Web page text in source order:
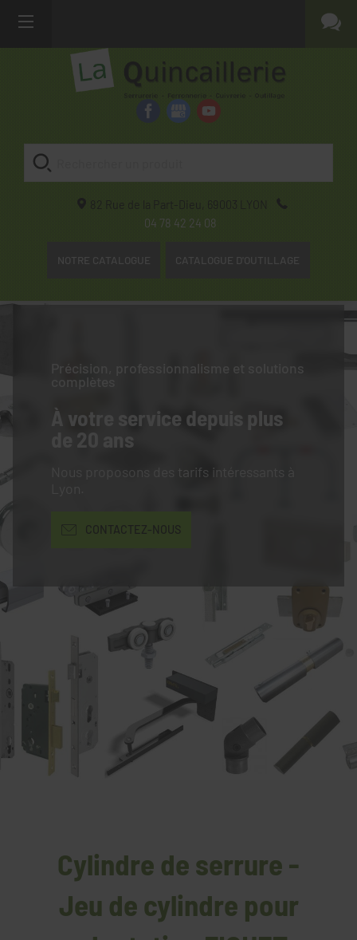
82 Rue de la Part-Dieu, 69003
LYON
04 78 42 24 08
NOTRE CATALOGUE CATALOGUE D'OUTILLAGE
Précision, professionnalisme et solutions
complètes
À votre service depuis plus
de 20 ans
Nous proposons des tarifs intéressants à
CONTACTEZ-NOUS
Cylindre de serrure -
Jeu de cylindre pour